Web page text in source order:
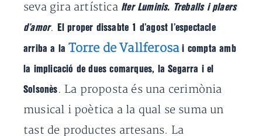
seva gira artística Iter Luminis. Treballs i plaers
d’amor. El proper dissabte 1 d’agost l’espectacle
arriba a la Torre de Vallferosai compta amb
la implicació de dues comarques, la Segarra i el
Solsonès . La proposta és una cerimònia
musical i poètica a la qual se suma un
tast de productes artesans. La